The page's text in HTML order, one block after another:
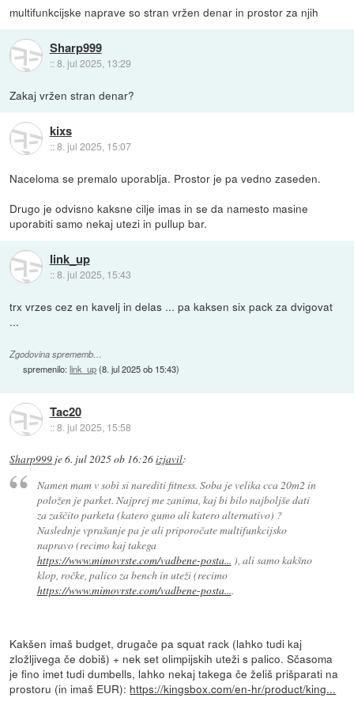
multifunkcijske naprave so stran vržen denar in prostor za njih
Sharp999
::8. jul 2025, 13:29
Zakaj vržen stran denar?
kixs
::8. jul 2025, 15:07
Naceloma se premalo uporablja. Prostor je pa vedno zaseden.
Drugo je odvisno kaksne cilje imas in se da namesto masine
uporabiti samo nekaj utezi in pullup bar.
link_up
::8. jul 2025, 15:43
trx vrzes cez en kavelj in delas ... pa kaksen six pack za dvigovat
...
Zgodovina sprememb…
spremenilo:link_up(8. jul 2025 ob 15:43)
Tac20
::8. jul 2025, 15:58
Sharp999 je6. jul 2025 ob 16:26izjavil:
Namen mam v sobi si narediti fitness. Soba je velika cca 20m2 in
položen je parket. Najprej me zanima, kaj bi bilo najboljše dati
za zaščito parketa (katero gumo ali katero alternativo) ?
Naslednje vprašanje pa je ali priporočate multifunkcijsko
napravo (recimo kaj takega
https://www.mimovrste.com/vadbene-posta... ), ali samo kakšno
klop, ročke, palico za bench in uteži (recimo
https://www.mimovrste.com/vadbene-posta....
Kakšen imaš budget, drugače pa squat rack (lahko tudi kaj
zložljivega če dobiš) + nek set olimpijskih uteži s palico. Sčasoma
je fino imet tudi dumbells, lahko nekaj takega če želiš prišparati na
prostoru (in imaš EUR): https://kingsbox.com/en-hr/product/king...